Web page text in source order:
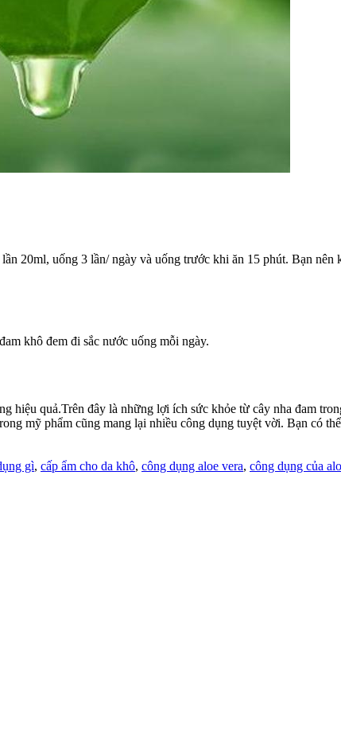
20ml, uống 3 lần/ ngày và uống trước khi ăn 15 phút. Bạn
khô đem đi sắc nước uống mỗi ngày.
hiệu quả.Trên đây là những lợi ích sức khỏe từ cây nha đam
mỹ phẩm cũng mang lại nhiều công dụng tuyệt vời. Bạn có
gì, cấp ẩm cho da khô, công dụng aloe vera, công dụng của